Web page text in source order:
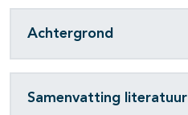
Achtergrond
Samenvatting literatuur